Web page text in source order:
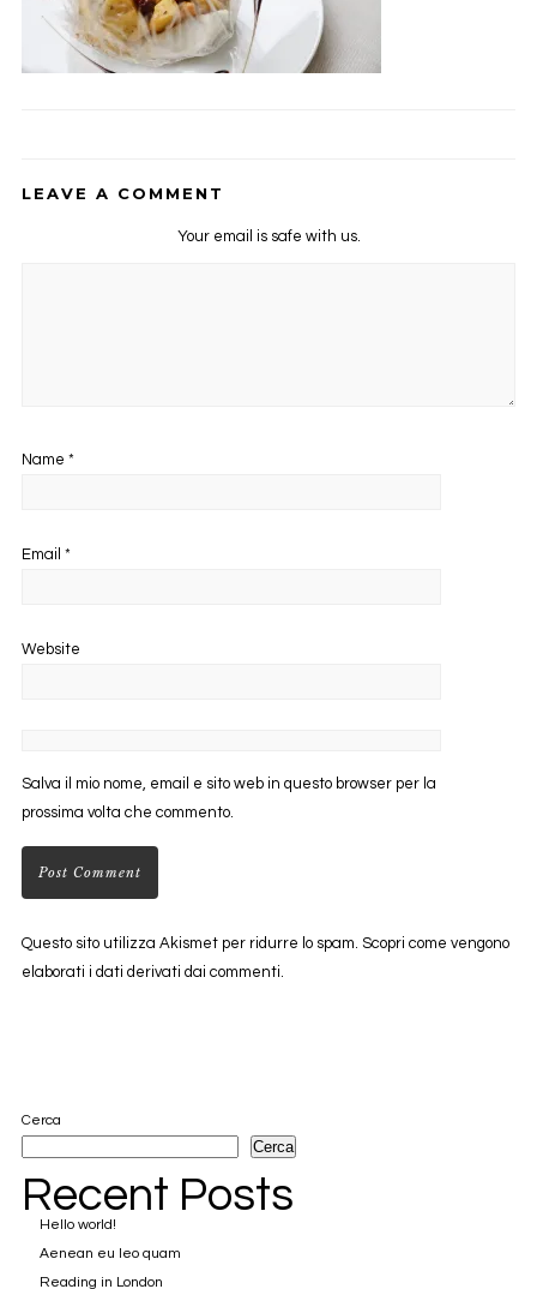
LEAVE A COMMENT
Your email is safe with us.
Name *
Email *
Website
Salva il mio nome, email e sito web in questo browser per la
prossima volta che commento.
Questo sito utilizza Akismet per ridurre lo spam. Scopri come vengono
elaborati i dati derivati dai commenti.
Cerca
Cerca
Recent Posts
Hello world!
Aenean eu leo quam
Reading in London